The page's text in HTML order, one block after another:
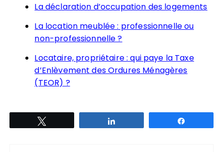
La déclaration d’occupation des logements
La location meublée : professionnelle ou
non-professionnelle ?
Locataire, propriétaire : qui paye la Taxe
d’Enlèvement des Ordures Ménagères
(TEOR) ?